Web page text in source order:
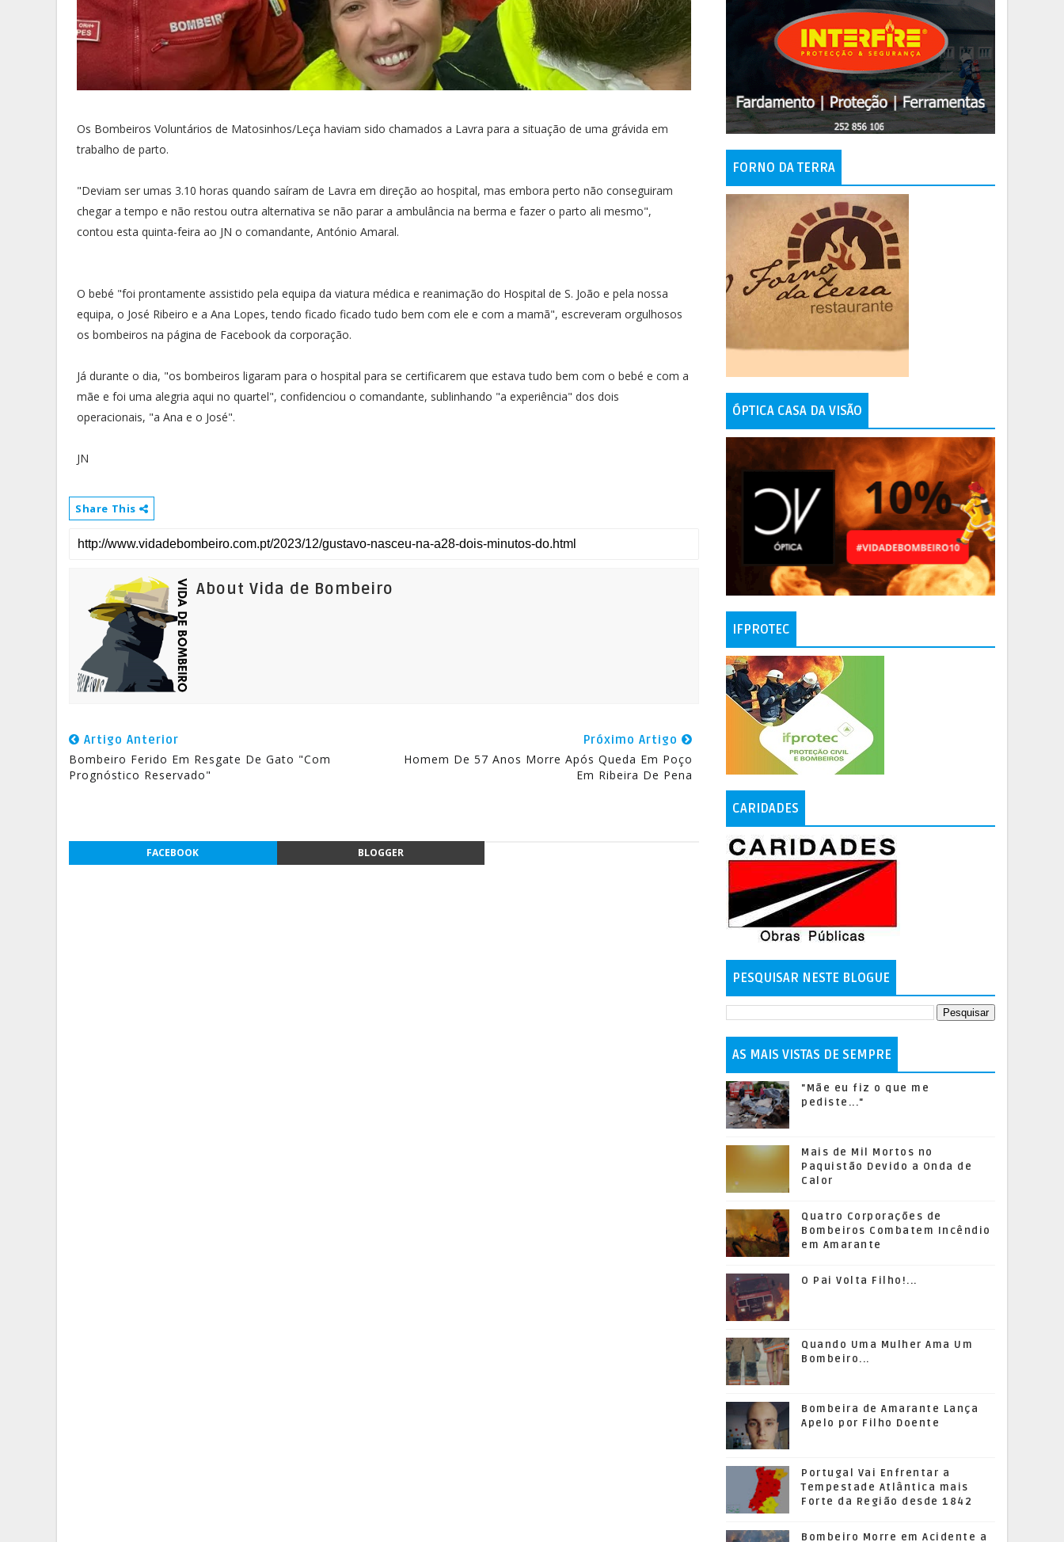
Os Bombeiros Voluntários de Matosinhos/Leça haviam sido chamados a Lavra para a situação de uma grávida em
trabalho de parto.
"Deviam ser umas 3.10 horas quando saíram de Lavra em direção ao hospital, mas embora perto não conseguiram
chegar a tempo e não restou outra alternativa se não parar a ambulância na berma e fazer o parto ali mesmo",
contou esta quinta-feira ao JN o comandante, António Amaral.
O bebé "foi prontamente assistido pela equipa da viatura médica e reanimação do Hospital de S. João e pela nossa
equipa, o José Ribeiro e a Ana Lopes, tendo ficado ficado tudo bem com ele e com a mamã", escreveram orgulhosos
os bombeiros na página de Facebook da corporação.
Já durante o dia, "os bombeiros ligaram para o hospital para se certificarem que estava tudo bem com o bebé e com a
mãe e foi uma alegria aqui no quartel", confidenciou o comandante, sublinhando "a experiência" dos dois
operacionais, "a Ana e o José".
JN
Share This
About Vida de Bombeiro
Artigo Anterior
Bombeiro Ferido Em Resgate De Gato "com
Prognóstico Reservado"
Próximo Artigo
Homem De 57 Anos Morre Após Queda Em Poço
Em Ribeira De Pena
FACEBOOK BLOGGER
FORNO DA TERRA
ÓPTICA CASA DA VISÃO
IFPROTEC
CARIDADES
PESQUISAR NESTE BLOGUE
AS MAIS VISTAS DE SEMPRE
"Mãe eu fiz o que me
pediste..."
Mais de Mil Mortos no
Paquistão Devido a Onda de
Calor
Quatro Corporações de
Bombeiros Combatem Incêndio
em Amarante
O Pai Volta Filho!...
Quando Uma Mulher Ama Um
Bombeiro...
Bombeira de Amarante Lança
Apelo por Filho Doente
Portugal Vai Enfrentar a
Tempestade Atlântica mais
Forte da Região desde 1842
Bombeiro Morre em Acidente a